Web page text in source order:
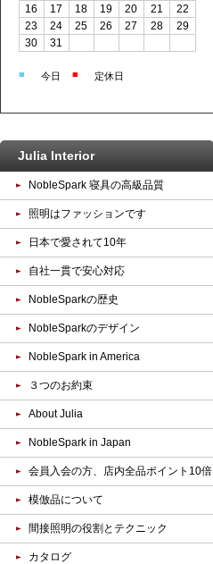
16
17 18 19 20 21
22
23
24 25 26 27 28
29
30
31
■ 今日 ■ 定休日
Julia Interior
NobleSpark 寝具の高級品質
照明はファッションです
日本で愛されて10年
自社一貫で安心対応
NobleSparkの歴史
NobleSparkのデザイン
NobleSpark in America
３つのお約束
About Julia
NobleSpark in Japan
会員入会の方、店内全品ポイント10倍
模倣品について
間接照明の役割とテクニック
カタログ